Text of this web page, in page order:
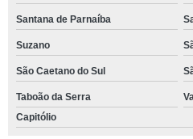
Santana de Parnaíba
Suzano
São Caetano do Sul
Taboão da Serra
Capitólio